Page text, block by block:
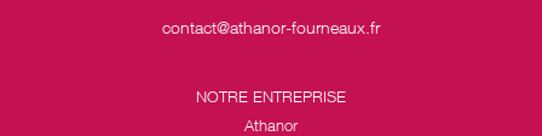
contact@athanor-fourneaux.fr
NOTRE ENTREPRISE
Athanor